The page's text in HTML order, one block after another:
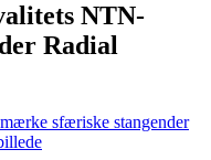
NTN-
Radial